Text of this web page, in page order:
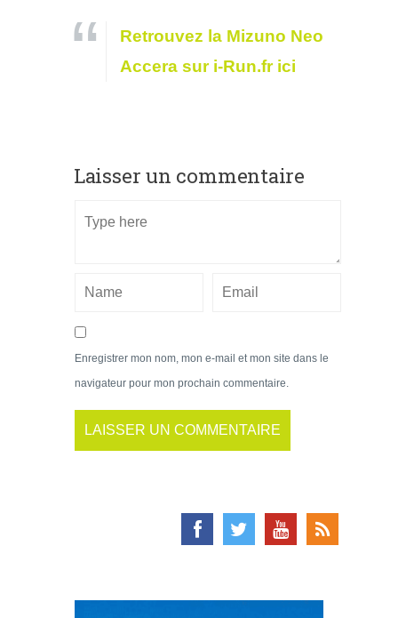
Retrouvez la Mizuno Neo
Accera sur i-Run.fr ici
Laisser un commentaire
Enregistrer mon nom, mon e-mail et mon site dans le
navigateur pour mon prochain commentaire.